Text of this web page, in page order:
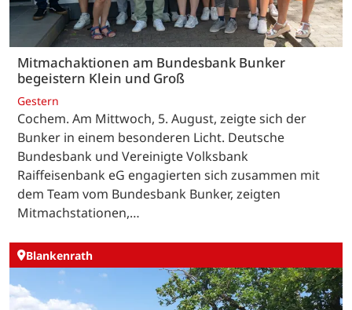
Mitmachaktionen am Bundesbank Bunker
begeistern Klein und Groß
Gestern
Cochem. Am Mittwoch, 5. August, zeigte sich der
Bunker in einem besonderen Licht. Deutsche
Bundesbank und Vereinigte Volksbank
Raiffeisenbank eG engagierten sich zusammen mit
dem Team vom Bundesbank Bunker, zeigten
Mitmachstationen,…
Blankenrath